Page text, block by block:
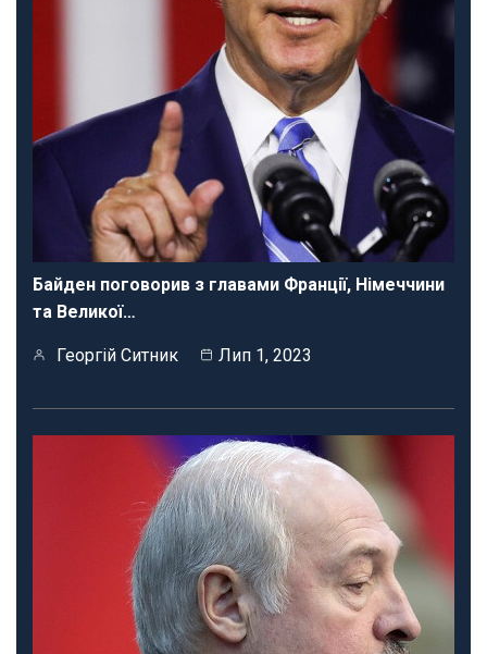
Байден поговорив з главами Франції, Німеччини
та Великої…
Георгій Ситник Лип 1, 2023